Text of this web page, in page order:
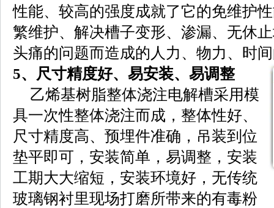
性能、较高的强度成就了它的免维护
繁维护、解决槽子变形、渗漏、无休
头痛的问题而造成的人力、物力、时
5、尺寸精度好、易安装、易调整
乙烯基树脂整体浇注电解槽采用模
具一次性整体浇注而成，整体性好、
尺寸精度高、预埋件准确，吊装到位
垫平即可，安装简单，易调整，安装
工期大大缩短，安装环境好，无传统
玻璃钢衬里现场打磨所带来的有毒粉